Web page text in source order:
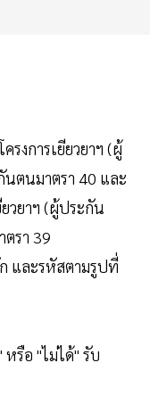
รงการเยียวยาฯ (ผู้
ตนมาตรา 40 และ
วยาฯ (ผู้ประกัน
รา 39
และรหัสตามรูปที่
รือ "ไม่ได้" รับ